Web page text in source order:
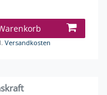
Versandkosten